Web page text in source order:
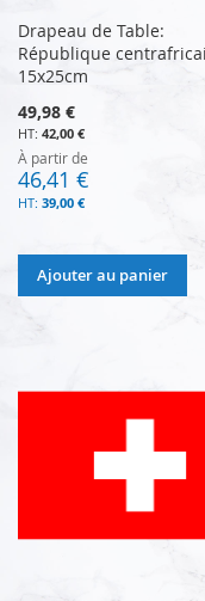
Drapeau de Table:
République
15x25cm
49,98 €
42,00 €
À partir de
46,41 €
39,00 €
Ajouter au panier